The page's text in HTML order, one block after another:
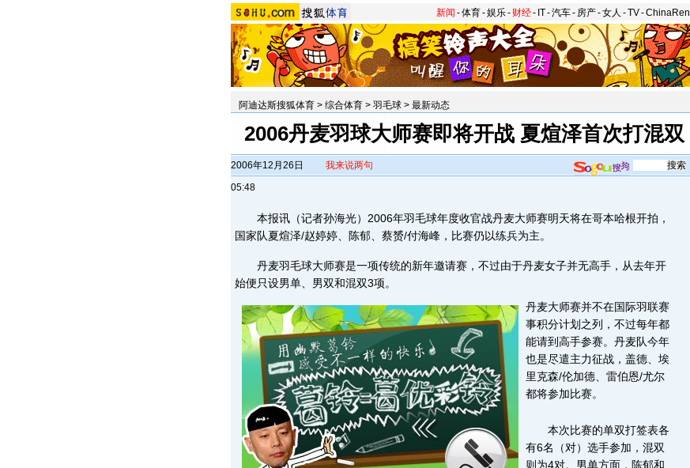
新闻 -体育-娱乐- 财经- IT-汽车- 房产-女人 -TV-ChinaRen
阿迪达斯搜狐体育 > 综合体育 > 羽毛球 > 最新动态
2006丹麦羽球大师赛即将开战 夏煊泽首次打混双
2006年12月26日
05:48
我来说两句
本报讯（记者孙海光）2006年羽毛球年度收官战丹麦大师赛明天将在哥本哈根开拍，
国家队夏煊泽/赵婷婷、陈郁、蔡赟/付海峰，比赛仍以练兵为主。
丹麦羽毛球大师赛是一项传统的新年邀请赛，不过由于丹麦女子并无高手，从去年开
始便只设男单、男双和混双3项。
丹麦大师赛并不在国际羽联赛
事积分计划之列，不过每年都
能请到高手参赛。丹麦队今年
也是尽遣主力征战，盖德、埃
里克森/伦加德、雷伯恩/尤尔
都将参加比赛。
本次比赛的单双打签表各
有6名（对）选手参加，混双
则为4对。男单方面，陈郁和